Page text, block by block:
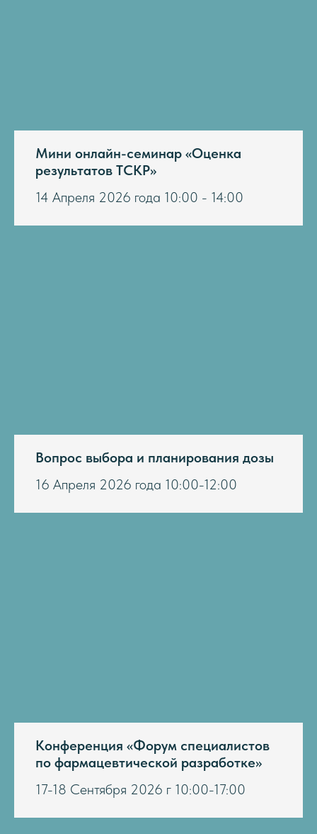
Мини онлайн-семинар «Оценка
результатов ТСКР»
14 Апреля 2026 года 10:00 - 14:00
Вопрос выбора и планирования дозы
16 Апреля 2026 года 10:00-12:00
Конференция «Форум специалистов
по фармацевтической разработке»
17-18 Сентября 2026 г 10:00-17:00